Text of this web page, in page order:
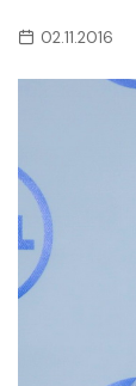
02.11.2016